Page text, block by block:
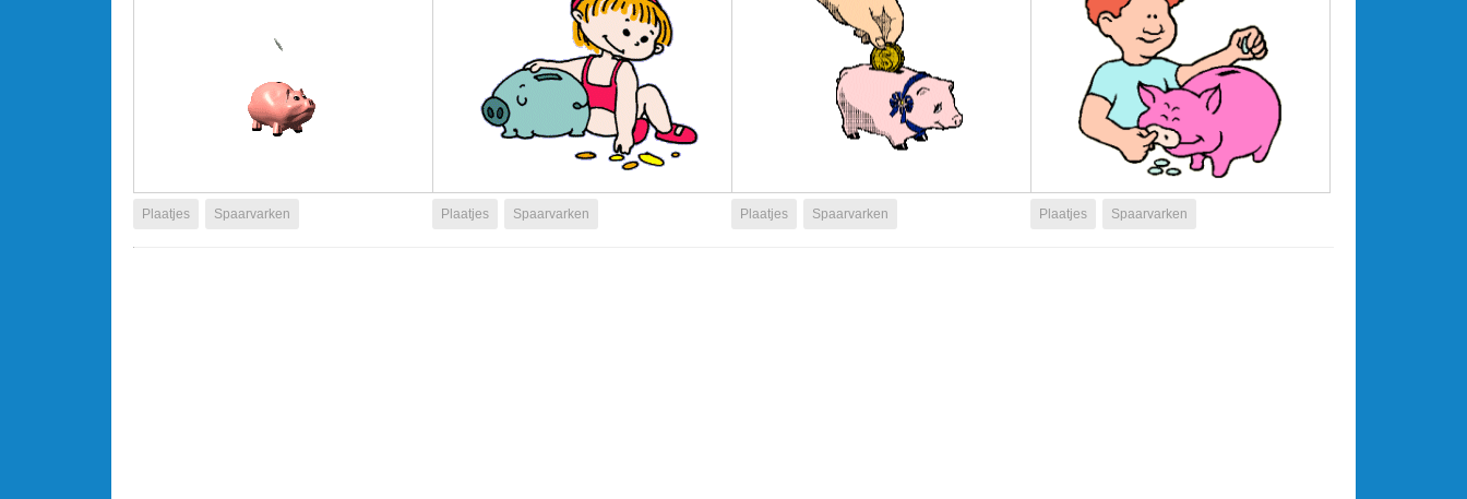
Plaatjes Spaarvarken Plaatjes Spaarvarken Plaatjes Spaarvarken Plaatjes Spaarvarken